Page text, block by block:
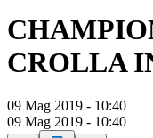
CROLLA
09 Mag 2019 - 10:40
09 Mag 2019 - 10:40